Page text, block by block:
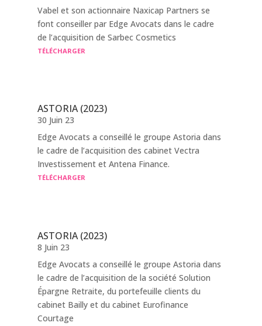
Vabel et son actionnaire Naxicap Partners se
font conseiller par Edge Avocats dans le cadre
de l’acquisition de Sarbec Cosmetics
TÉLÉCHARGER
ASTORIA (2023)
30 Juin 23
Edge Avocats a conseillé le groupe Astoria dans
le cadre de l’acquisition des cabinet Vectra
Investissement et Antena Finance.
TÉLÉCHARGER
ASTORIA (2023)
8 Juin 23
Edge Avocats a conseillé le groupe Astoria dans
le cadre de l’acquisition de la société Solution
Épargne Retraite, du portefeuille clients du
cabinet Bailly et du cabinet Eurofinance
Courtage